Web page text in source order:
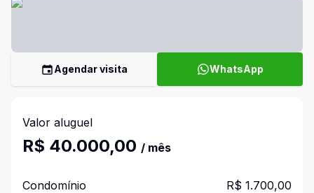
Agendar visita WhatsApp
Valor aluguel
R$ 40.000,00 / mês
Condomínio R$ 1.700,00